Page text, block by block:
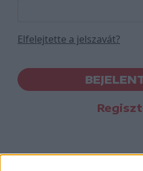
Elfelejtette a jelszavát?